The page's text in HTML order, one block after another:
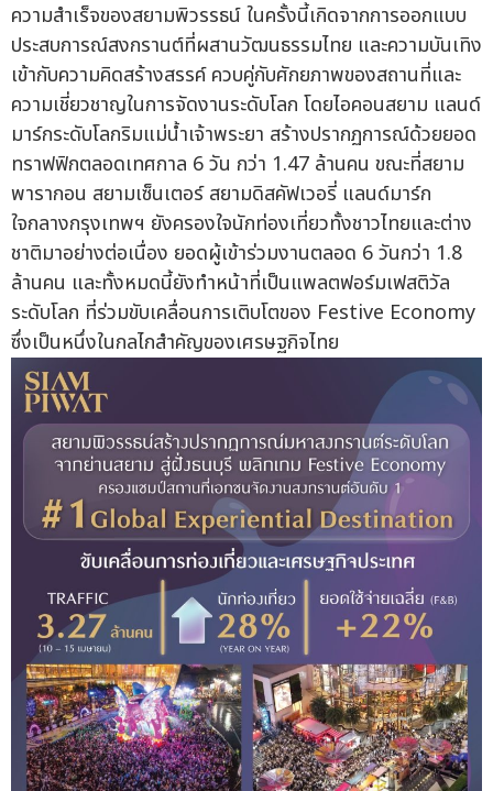
ความสำเร็จของสยามพิวรรธน์ ในครั้งนี้เกิดจากการออกแบบ
ประสบการณ์สงกรานต์ที่ผสานวัฒนธรรมไทย และความบันเทิง
เข้ากับความคิดสร้างสรรค์ ควบคู่กับศักยภาพของสถานที่และ
ความเชี่ยวชาญในการจัดงานระดับโลก โดยไอคอนสยาม แลนด์
มาร์กระดับโลกริมแม่น้ำเจ้าพระยา สร้างปรากฏการณ์ด้วยยอด
ทราฟฟิกตลอดเทศกาล 6 วัน กว่า 1.47 ล้านคน ขณะที่สยาม
พารากอน สยามเซ็นเตอร์ สยามดิสคัฟเวอรี่ แลนด์มาร์ก
ใจกลางกรุงเทพฯ ยังครองใจนักท่องเที่ยวทั้งชาวไทยและต่าง
ชาติมาอย่างต่อเนื่อง ยอดผู้เข้าร่วมงานตลอด 6 วันกว่า 1.8
ล้านคน และทั้งหมดนี้ยังทำหน้าที่เป็นแพลตฟอร์มเฟสติวัล
ระดับโลก ที่ร่วมขับเคลื่อนการเติบโตของ Festive Economy
ซึ่งเป็นหนึ่งในกลไกสำคัญของเศรษฐกิจไทย